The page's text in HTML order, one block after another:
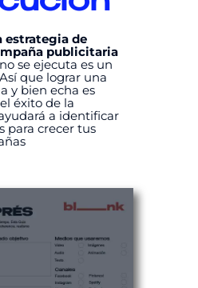
estrategia de
publicitaria
se ejecuta es un
que lograr una
y bien echa es
éxito de la
a identificar
para crecer tus